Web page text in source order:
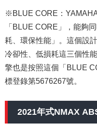
※BLUE CORE：
「BLUE CORE」，能夠
耗、環保性能」。這個設
冷卻性、低損耗這三個性
擎也是按照這個「BLUE
標登錄第5676267號。
2021年式NMAX